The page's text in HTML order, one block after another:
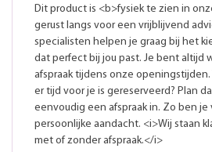
Dit product is <b>fysiek te zien in
gerust langs voor een vrijblijvend
specialisten helpen je graag bij het
dat perfect bij jou past. Je bent altijd
afspraak tijdens onze
er tijd voor je is gereserveerd? Plan
eenvoudig een afspraak in. Zo ben je
persoonlijke aandacht. <i>Wij staan
met of zonder afspraak.</i>